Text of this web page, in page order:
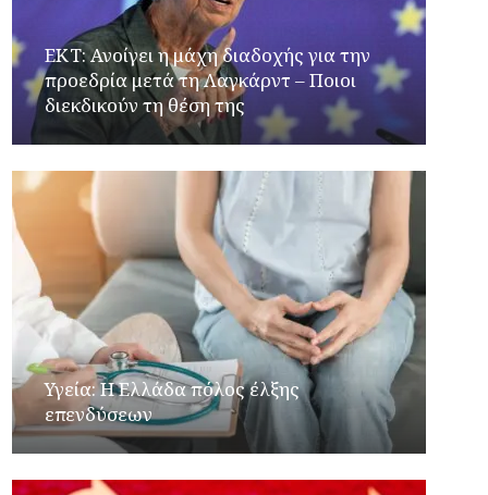
ΕΚΤ: Ανοίγει η μάχη διαδοχής για την
προεδρία μετά τη Λαγκάρντ – Ποιοι
διεκδικούν τη θέση της
Υγεία: Η Ελλάδα πόλος έλξης
επενδύσεων